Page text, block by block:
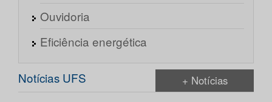
Ouvidoria
Eficiência energética
Notícias UFS + Notícias